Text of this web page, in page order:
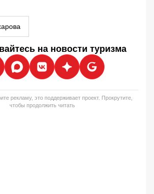
на новости туризма
рекламу, это поддерживает проект. Прокрутите,
чтобы продолжить читать